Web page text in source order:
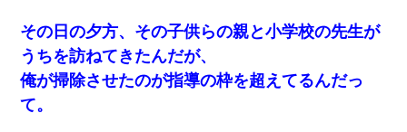
その日の夕方、その子供らの親と小学校の先生が
うちを訪ねてきたんだが、
俺が掃除させたのが指導の枠を超えてるんだっ
て。